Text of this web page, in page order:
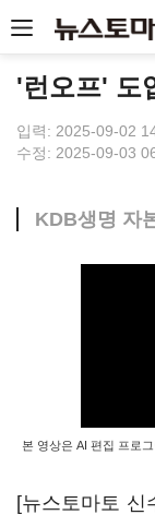
'런오프' 도
입력: 2025-09-02
수정: 2025-09-03
KDB생명 자
본 영상은 AI 편집 프로
[뉴스토마토 신